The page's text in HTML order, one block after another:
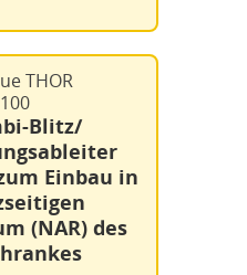
Blitz/
Einbau in
(NAR) des